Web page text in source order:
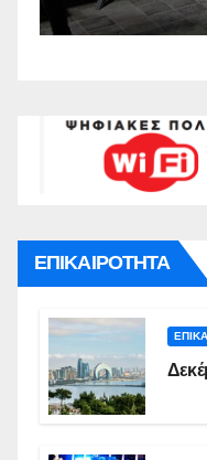
ΕΠΙΚΑΙΡΟΤΗΤΑ